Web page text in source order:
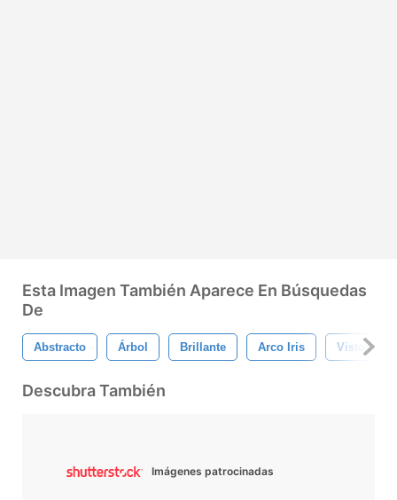
Esta Imagen También Aparece En Búsquedas
De
Abstracto Árbol Brillante Arco Iris Vistoso
Descubra También
Imágenes patrocinadas